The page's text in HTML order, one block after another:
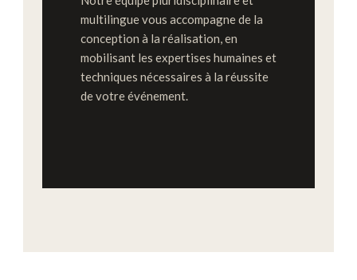
multilingue vous accompagne de la
conception à la réalisation, en
mobilisant les expertises humaines et
techniques nécessaires à la réussite
de votre événement.